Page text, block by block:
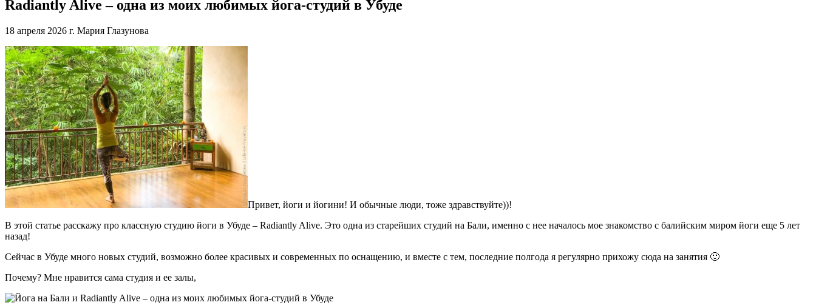
Radiantly Alive – одна из моих любимых йога-студий в Убуде
18 апреля 2026 г. Мария Глазунова
Привет, йоги и йогини! И обычные люди, тоже здравствуйте))!
В этой статье расскажу про классную студию йоги в Убуде – Radiantly Alive. Это одна из старейших студий на Бали, именно с нее началось мое знакомство с балийским миром йоги еще 5 лет
назад!
Сейчас в Убуде много новых студий, возможно более красивых и современных по оснащению, и вместе с тем, последние полгода я регулярно прихожу сюда на занятия 🙂
Почему? Мне нравится сама студия и ее залы,